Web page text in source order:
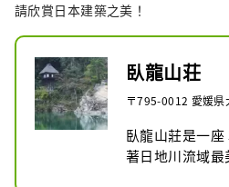
為城主，加藤氏
所有權恢復為止
明治時代，天守
被拆除。現在的
民的保護和捐款
守閣是日本第
本最高。
請欣賞日本建築之美！
臥龍山荘
〒795-0012 愛媛県
臥龍山莊是一
著日地川流域最